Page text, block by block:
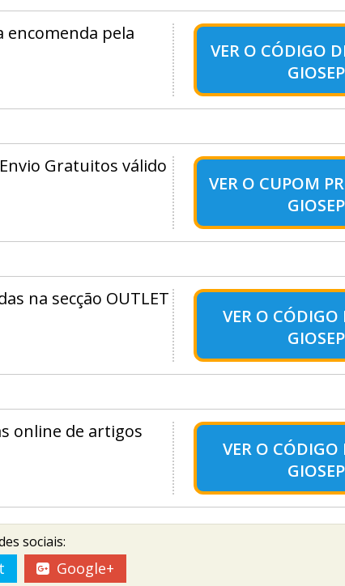
encomenda pela
VER O CÓDIGO
Gratuitos válido
VER O CUPOM
na secção OUTLET
VER O CÓDIGO
online de artigos
VER O CÓDIGO
sociais:
Google+